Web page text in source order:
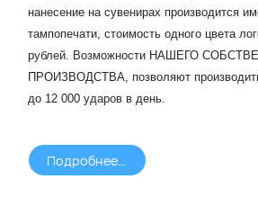
нанесение на сувенирах производится
тампопечати, стоимость одного цвета
рублей. Возможности НАШЕГО
ПРОИЗВОДСТВА, позволяют
до 12 000 ударов в день.
Подробнее >>>